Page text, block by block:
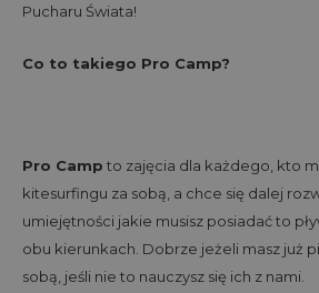
Pucharu Świata!
Co to takiego Pro Camp?
Pro Camp to zajęcia dla każdego, kto
kitesurfingu za sobą, a chce się dalej
umiejętności jakie musisz posiadać to
obu kierunkach. Dobrze jeżeli masz już
sobą, jeśli nie to nauczysz się ich z nami.